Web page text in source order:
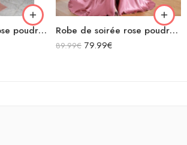
Robe de soirée rose poudré col carré moulante sirène avec nœud géant dans le dos avec traîne en satin Robe de soirée rose poudré en satin décolleté carré longue fendue sirène
89.99€ 79.99€